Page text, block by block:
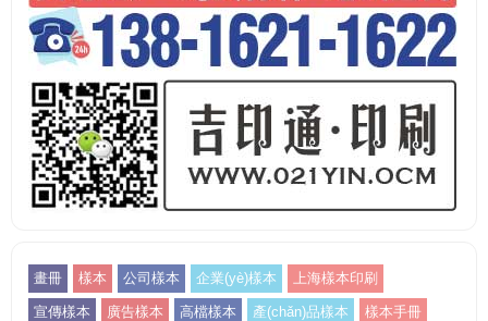
畫冊 樣本 公司樣本 企業(yè)樣本 上海樣本印刷
宣傳樣本 廣告樣本 高檔樣本 產(chǎn)品樣本 樣本手冊